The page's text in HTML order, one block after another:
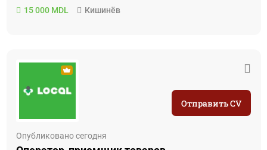
15 000 MDL Кишинёв
Опубликовано сегодня
Отправить CV